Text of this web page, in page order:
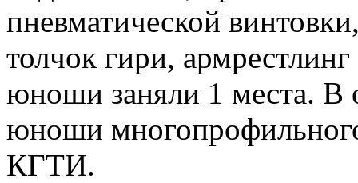
пневматической
толчок гири,
юноши заняли 1 места. В
юноши
КГТИ.